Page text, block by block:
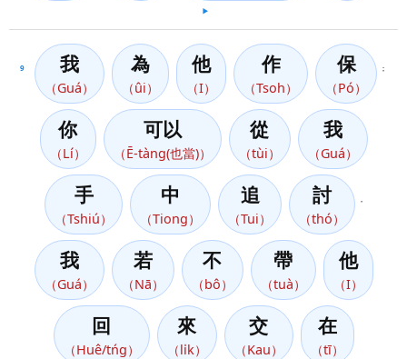
▶️
9 我
（Guá）
為
（ûi）
他
（I）
作
（Tsoh）
保
（Pó）
；
你
（Lí）
可以
（Ē-tàng(也當)）
從
（tùi）
我
（Guá）
手
（Tshiú）
中
（Tiong）
追
（Tui）
討
（thó）
我
（Guá）
若
（Nā）
不
（bô）
帶
（tuà）
他
（I）
回
（Huê/tńg）
來
（li̍k）
交
（Kau）
在
（tī）